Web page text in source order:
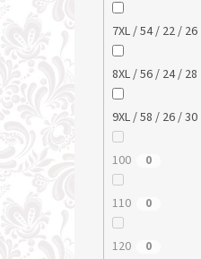
7XL / 54 / 22 / 26
8XL / 56 / 24 / 28
9XL / 58 / 26 / 30
100 0
110 0
120 0